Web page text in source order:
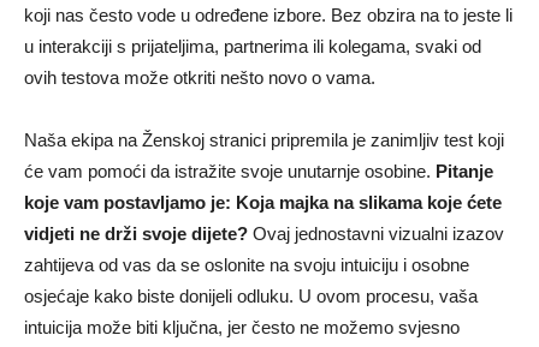
koji nas često vode u određene izbore. Bez obzira na to jeste li
u interakciji s prijateljima, partnerima ili kolegama, svaki od
ovih testova može otkriti nešto novo o vama.
Naša ekipa na Ženskoj stranici pripremila je zanimljiv test koji
će vam pomoći da istražite svoje unutarnje osobine. Pitanje
koje vam postavljamo je: Koja majka na slikama koje ćete
vidjeti ne drži svoje dijete? Ovaj jednostavni vizualni izazov
zahtijeva od vas da se oslonite na svoju intuiciju i osobne
osjećaje kako biste donijeli odluku. U ovom procesu, vaša
intuicija može biti ključna, jer često ne možemo svjesno